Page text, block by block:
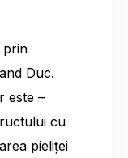
prin
Duc.
este –
cu
pieliței